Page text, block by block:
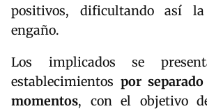
positivos, dificultando así
engaño.
Los implicados se
establecimientos por
momentos, con el objetivo